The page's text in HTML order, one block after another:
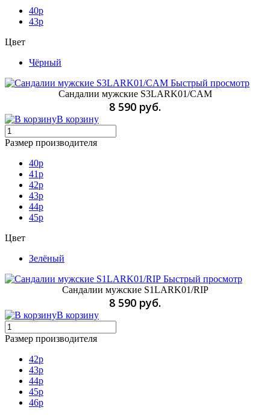
40p
43p
Цвет
Чёрный
Быстрый просмотр
Сандалии мужские S3LARK01/CAM
8 590 руб.
В корзину
Размер производителя
40p
41p
42p
43p
44p
45p
Цвет
Зелёный
Быстрый просмотр
Сандалии мужские S1LARK01/RIP
8 590 руб.
В корзину
Размер производителя
42p
43p
44p
45p
46p